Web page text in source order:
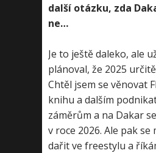
další otázku, zda
ne…
Je to ještě daleko, ale
plánoval, že 2025
Chtěl jsem se věnovat
knihu a dalším
záměrům a na Dakar
v roce 2026. Ale pak se
dařit ve freestylu a